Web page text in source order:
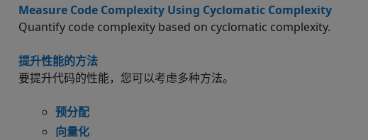
Measure Code Complexity Using Cyclomatic Complexity
Quantify code complexity based on cyclomatic complexity.
提升性能的方法
要提升代码的性能，您可以考虑多种方法。
预分配
向量化